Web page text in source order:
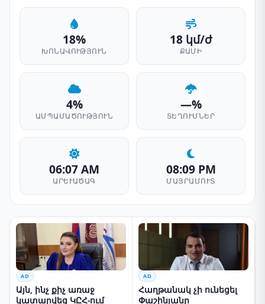
18%
ԽՈՆԱՎՈՒԹՅՈՒՆ
18 կմ/ժ
ՔԱՄԻ
4%
ԱՄՊԱՄԱԾՈՒԹՅՈՒՆ
—%
ՏԵՂՈՒՄՆԵՐ
06:07 AM
ԱՐԵՒԱԾԱԳ
08:09 PM
ՄԱՅՐԱՄՈՒՏ
AD
Այն, ինչ քիչ առաջ
կատարվեց ԿԸՀ-ում
AD
Հաղթանակ չի ունեցել
Փաշինյանը